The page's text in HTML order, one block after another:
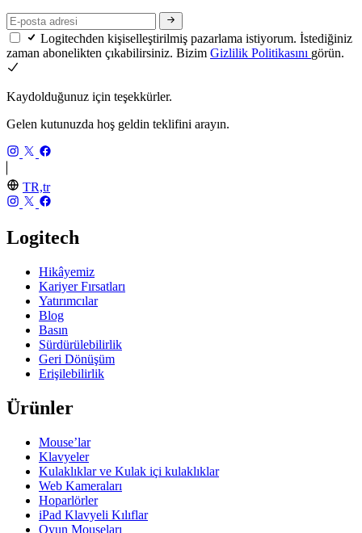
Logitechden kişiselleştirilmiş pazarlama istiyorum. İstediğiniz
zaman abonelikten çıkabilirsiniz. Bizim Gizlilik Politikasını görün.
Kaydolduğunuz için teşekkürler.
Gelen kutunuzda hoş geldin teklifini arayın.
TR,tr
Logitech
Hikâyemiz
Kariyer Fırsatları
Yatırımcılar
Blog
Basın
Sürdürülebilirlik
Geri Dönüşüm
Erişilebilirlik
Ürünler
Mouse’lar
Klavyeler
Kulaklıklar ve Kulak içi kulaklıklar
Web Kameraları
Hoparlörler
iPad Klavyeli Kılıflar
Oyun Mouseları